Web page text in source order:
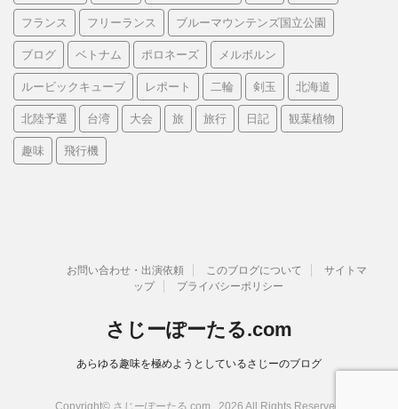
フランス フリーランス ブルーマウンテンズ国立公園
ブログ ベトナム ポロネーズ メルボルン
ルービックキューブ レポート 二輪 剣玉 北海道
北陸予選 台湾 大会 旅 旅行 日記 観葉植物
趣味 飛行機
お問い合わせ・出演依頼 このブログについて
サイトマ
ップ
プライバシーポリシー
さじーぽーたる.com
あらゆる趣味を極めようとしているさじーのブログ